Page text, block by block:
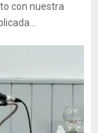
con nuestra